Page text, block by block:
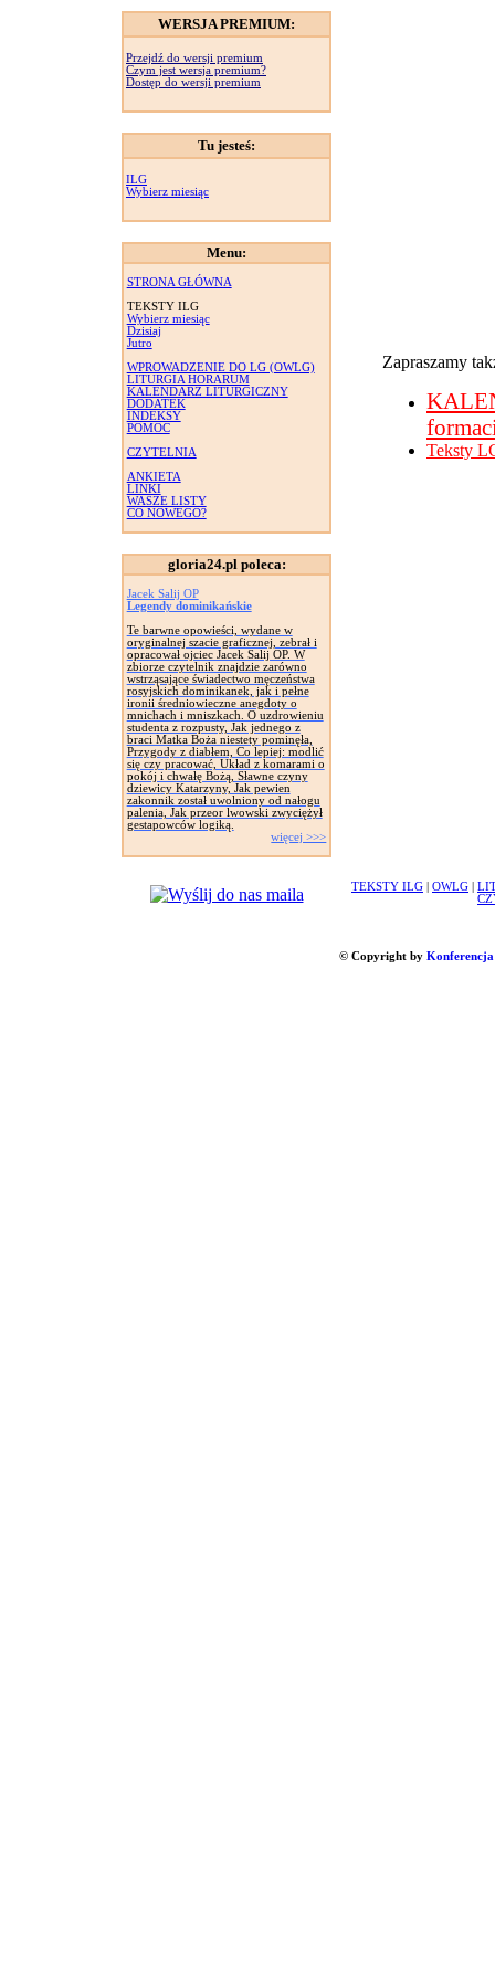
WERSJA PREMIUM:
Przejdź do wersji premium
Czym jest wersja premium?
Dostęp do wersji premium
Tu jesteś:
ILG
Wybierz miesiąc
Menu:
STRONA GŁÓWNA
TEKSTY ILG
Wybierz miesiąc
Dzisiaj
Jutro
WPROWADZENIE DO LG (OWLG)
LITURGIA HORARUM
KALENDARZ LITURGICZNY
DODATEK
INDEKSY
POMOC
CZYTELNIA
ANKIETA
LINKI
WASZE LISTY
CO NOWEGO?
gloria24.pl poleca:
Jacek Salij OP
Legendy dominikańskie
Te barwne opowieści, wydane w
oryginalnej szacie graficznej, zebrał i
opracował ojciec Jacek Salij OP. W
zbiorze czytelnik znajdzie zarówno
wstrząsające świadectwo męczeństwa
rosyjskich dominikanek, jak i pełne
ironii średniowieczne anegdoty o
mnichach i mniszkach. O uzdrowieniu
studenta z rozpusty, Jak jednego z
braci Matka Boża niestety pominęła,
Przygody z diabłem, Co lepiej: modlić
się czy pracować, Układ z komarami o
pokój i chwałę Bożą, Sławne czyny
dziewicy Katarzyny, Jak pewien
zakonnik został uwolniony od nałogu
palenia, Jak przeor lwowski zwyciężył
gestapowców logiką.
więcej >>>
Zapraszamy
Teksty
TEKSTY ILG OWLG
© Copyright by Konferencja